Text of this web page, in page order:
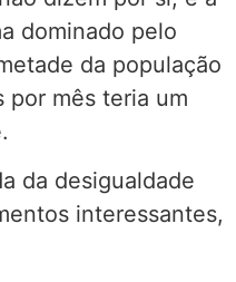
dominado pelo
da população
por mês teria um
da desigualdade
interessantes,